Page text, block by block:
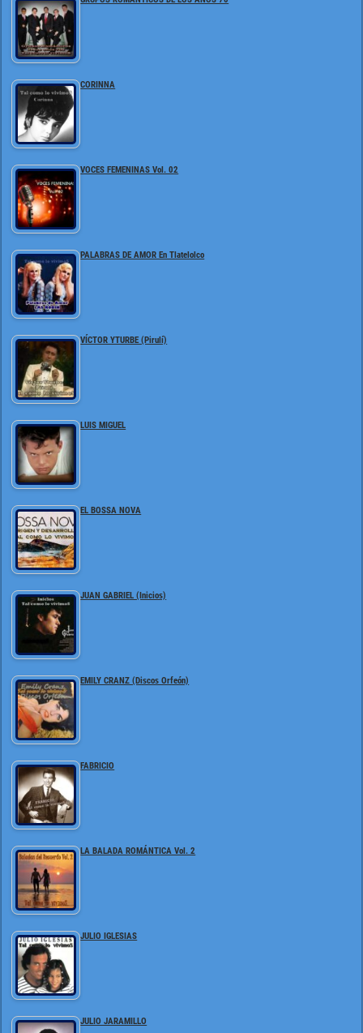
CORINNA
VOCES FEMENINAS Vol. 02
PALABRAS DE AMOR En Tlatelolco
VÍCTOR YTURBE (Pirulí)
LUIS MIGUEL
EL BOSSA NOVA
JUAN GABRIEL (Inicios)
EMILY CRANZ (Discos Orfeón)
FABRICIO
LA BALADA ROMÁNTICA Vol. 2
JULIO IGLESIAS
JULIO JARAMILLO